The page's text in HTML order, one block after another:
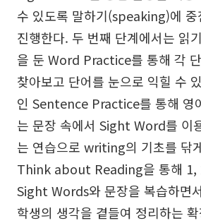
수 있도록 말하기(speaking)에
진행한다. 두 번째 단계에서는 읽
을 둔 Word Practice를 통해 각
찾아보고 단어를 눈으로 익힐 수
인 Sentence Practice를 통해 영
는 문장 속에서 Sight Word를 이
는 연습으로 writing의 기초를 닦
Think about Reading을 통해 1,
Sight Words와 문장을 복습하면
학생의 생각을 곁들여 정리하는